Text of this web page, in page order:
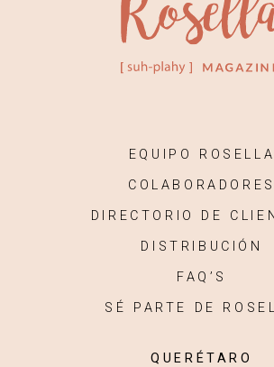
EQUIPO ROSELLA
COLABORADORES
DIRECTORIO DE
DISTRIBUCIÓN
FAQ’S
SÉ PARTE DE
QUERÉTARO